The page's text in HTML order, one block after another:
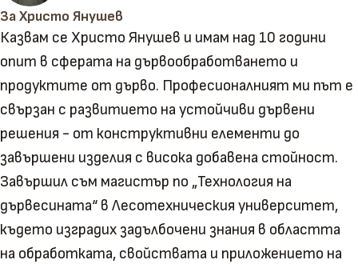
За Христо Янушев
Казвам се Христо Янушев и имам над 10 години
опит в сферата на дървообработването и
продуктите от дърво. Професионалният ми път е
свързан с развитието на устойчиви дървени
решения - от конструктивни елементи до
завършени изделия с висока добавена стойност.
Завършил съм магистър по „Технология на
дървесината“ в Лесотехническия университет,
където изградих задълбочени знания в областта
на обработката, свойствата и приложението на